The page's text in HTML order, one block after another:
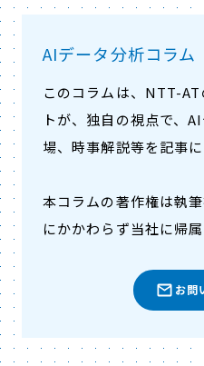
AIデータ分析コラム
このコラムは、NTT-
トが、独自の視点で、
場、時事解説等を記事に
本コラムの著作権は執
にかかわらず当社に帰属
お問